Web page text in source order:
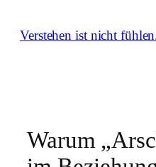
Inhalt
Verstehen ist nicht
Warum